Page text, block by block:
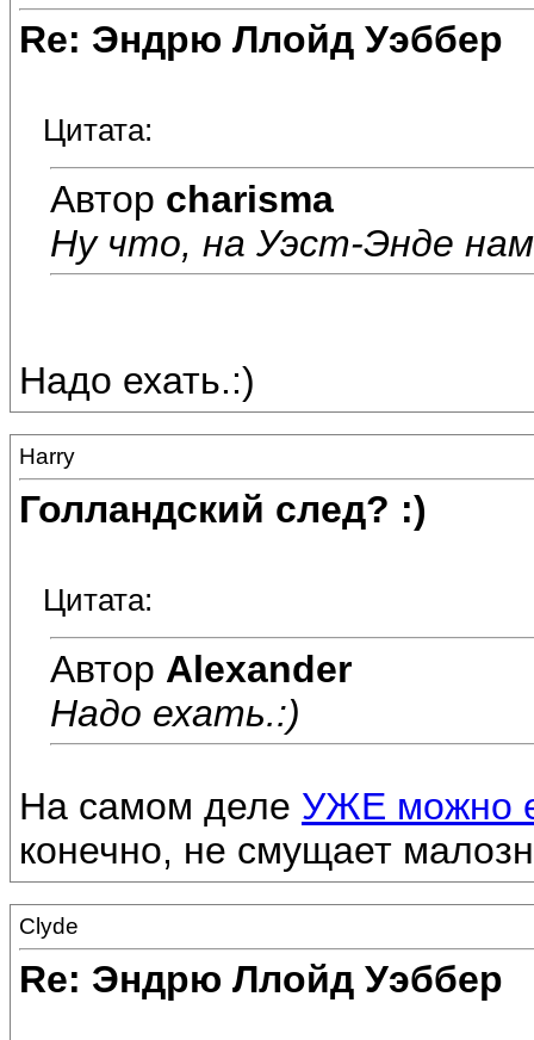
Re: Эндрю Ллойд Уэббер
Цитата:
Автор charisma
Ну что, на Уэст-Энде
Надо ехать.:)
Harry
Голландский след? :)
Цитата:
Автор Alexander
Надо ехать.:)
На самом деле УЖЕ можно
конечно, не смущает
Clyde
Re: Эндрю Ллойд Уэббер